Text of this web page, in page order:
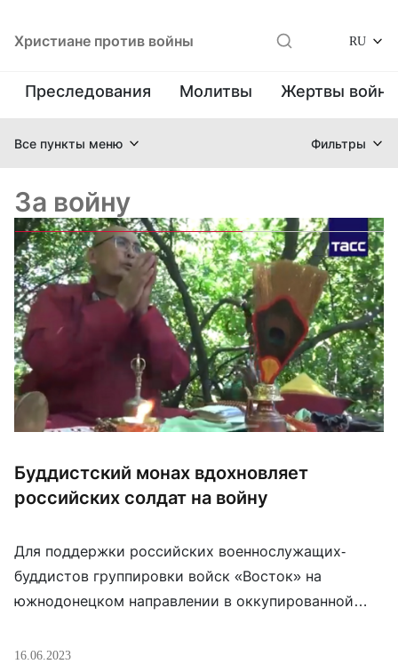
Христиане против войны RU
Преследования Молитвы Жертвы
Все пункты меню Фильтры
За войну
Буддистский монах вдохновляет
российских солдат на войну
Для поддержки российских военнослужащих-
буддистов группировки войск «Восток» на
южнодонецком направлении в оккупированной
Баир-лама.
16.06.2023